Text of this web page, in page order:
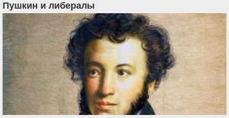
Пушкин и либералы